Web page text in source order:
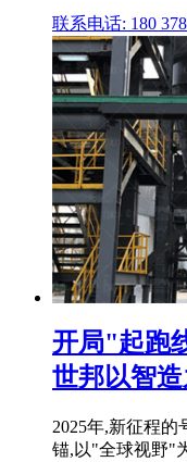
联系电话: 180
开局"起跑
世邦以智
2025年,新征程
锚,以"全球视野"